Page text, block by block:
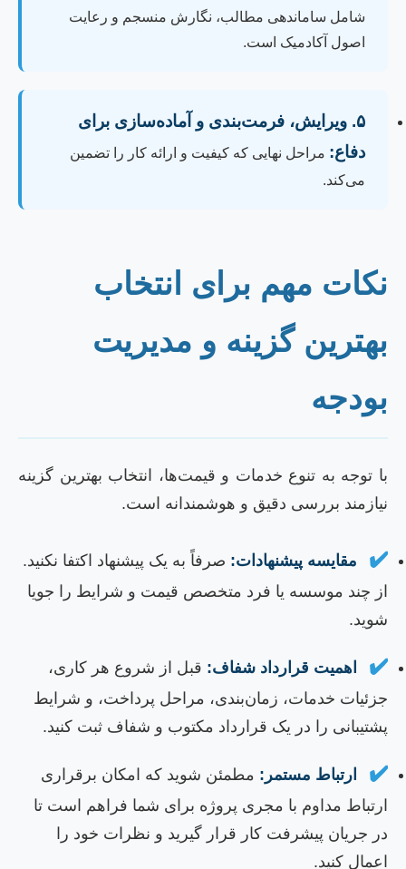
شامل ساماندهی مطالب، نگارش منسجم و رعایت
اصول آکادمیک است.
۵. ویرایش، فرمت‌بندی و آماده‌سازی برای
دفاع:مراحل نهایی که کیفیت و ارائه کار را تضمین
می‌کند.
مهم برای انتخاب
گزینه و مدیریت
توجه به تنوع خدمات و قیمت‌ها، انتخاب بهترین گزینه
بررسی دقیق و هوشمندانه است.
مقایسه پیشنهادات: صرفاً به یک پیشنهاد اکتفا نکنید.
چند موسسه یا فرد متخصص قیمت و شرایط را جویا
اهمیت قرارداد شفاف:قبل از شروع هر کاری،
خدمات، زمان‌بندی، مراحل پرداخت، و شرایط
را در یک قرارداد مکتوب و شفاف ثبت کنید.
ارتباط مستمر:مطمئن شوید که امکان برقراری
مداوم با مجری پروژه برای شما فراهم است تا
جریان پیشرفت کار قرار گیرید و نظرات خود را
کنید.